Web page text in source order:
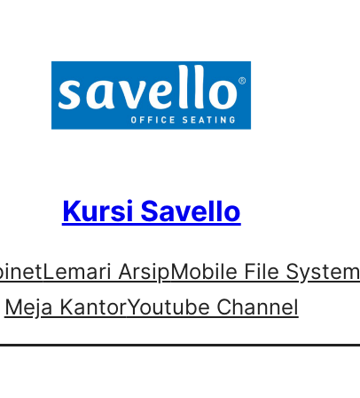
Kursi Savello
Lemari ArsipMobile File System
Meja KantorYoutube Channel